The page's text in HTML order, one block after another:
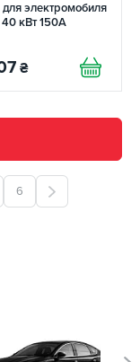
электромобиля
кВт 150А
₴
6